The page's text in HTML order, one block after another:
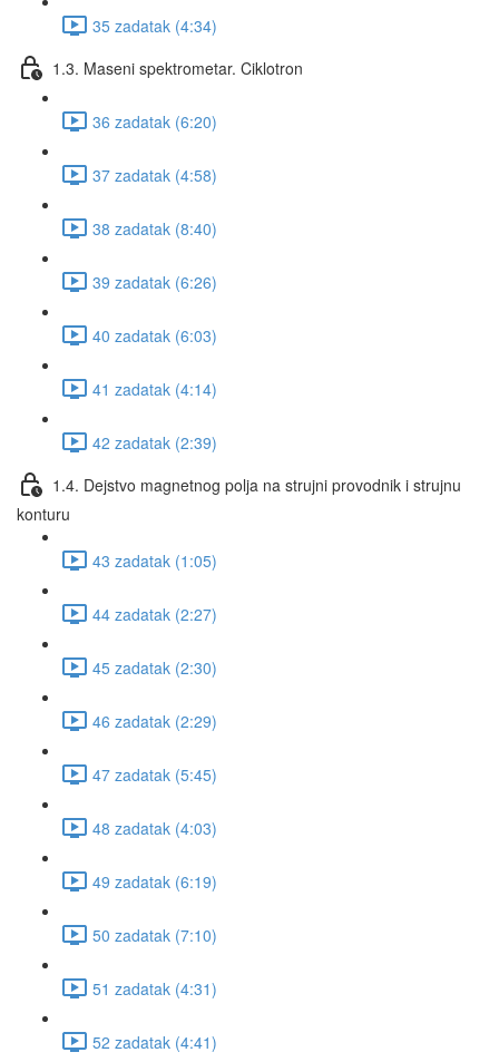
35 zadatak (4:34)
1.3. Maseni spektrometar. Ciklotron
36 zadatak (6:20)
37 zadatak (4:58)
38 zadatak (8:40)
39 zadatak (6:26)
40 zadatak (6:03)
41 zadatak (4:14)
42 zadatak (2:39)
1.4. Dejstvo magnetnog polja na strujni provodnik i strujnu
konturu
43 zadatak (1:05)
44 zadatak (2:27)
45 zadatak (2:30)
46 zadatak (2:29)
47 zadatak (5:45)
48 zadatak (4:03)
49 zadatak (6:19)
50 zadatak (7:10)
51 zadatak (4:31)
52 zadatak (4:41)